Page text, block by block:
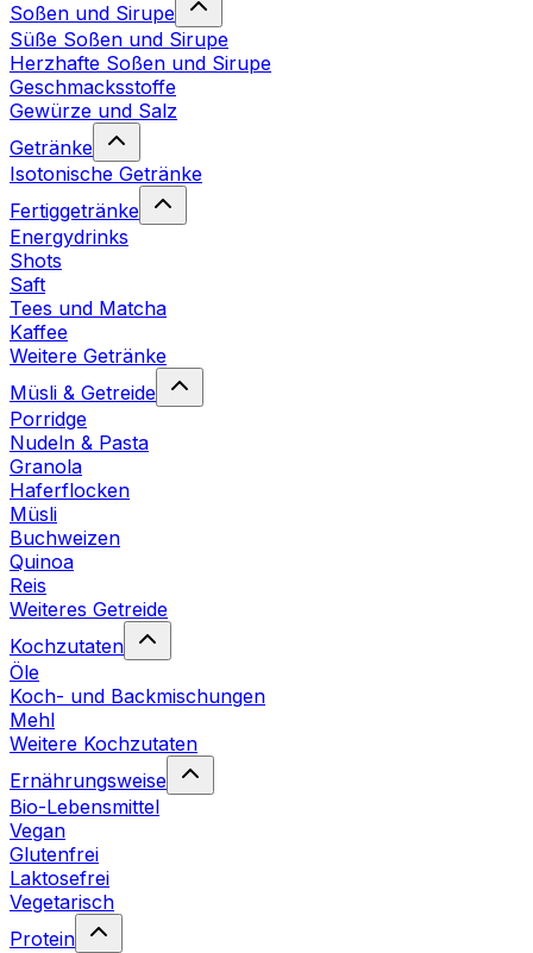
Soßen und Sirupe
Süße Soßen und Sirupe
Herzhafte Soßen und Sirupe
Geschmacksstoffe
Gewürze und Salz
Getränke
Isotonische Getränke
Fertiggetränke
Energydrinks
Shots
Saft
Tees und Matcha
Kaffee
Weitere Getränke
Müsli & Getreide
Porridge
Nudeln & Pasta
Granola
Haferflocken
Müsli
Buchweizen
Quinoa
Reis
Weiteres Getreide
Kochzutaten
Öle
Koch- und Backmischungen
Mehl
Weitere Kochzutaten
Ernährungsweise
Bio-Lebensmittel
Vegan
Glutenfrei
Laktosefrei
Vegetarisch
Protein